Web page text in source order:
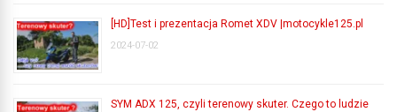
[HD]Test i prezentacja Romet XDV |motocykle125.pl
2024-07-02
SYM ADX 125, czyli terenowy skuter. Czego to ludzie